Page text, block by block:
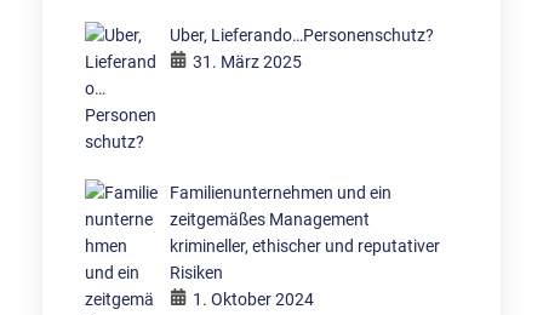
Uber, Lieferando…Personenschutz?
31. März 2025
Familienunternehmen und ein
zeitgemäßes Management
krimineller, ethischer und reputativer
Risiken
1. Oktober 2024